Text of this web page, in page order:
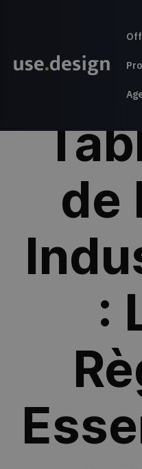
de
: